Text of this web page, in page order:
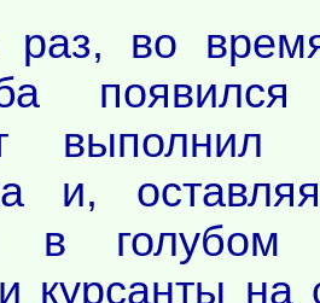
раз, во
выполнил
и,
в голубом
курсанты